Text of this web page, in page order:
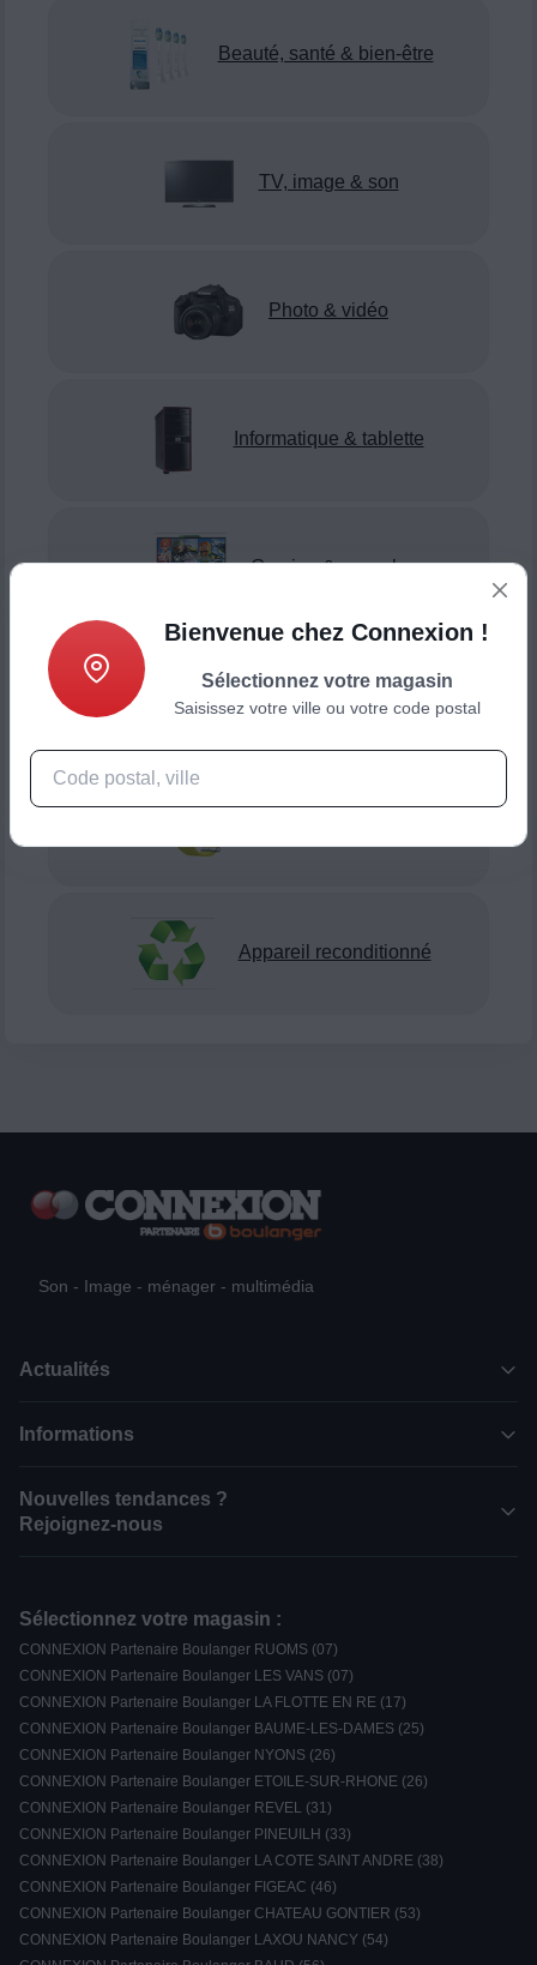
Beauté, santé & bien-être
TV, image & son
Photo & vidéo
Informatique & tablette
Gaming & console
Smartphone & téléphonie
Appareil reconditionné
Son - Image - ménager - multimédia
Actualités
Informations
Nouvelles tendances ?
Rejoignez-nous
Sélectionnez votre magasin :
CONNEXION Partenaire Boulanger RUOMS (07)
CONNEXION Partenaire Boulanger LES VANS (07)
CONNEXION Partenaire Boulanger LA FLOTTE EN RE (17)
CONNEXION Partenaire Boulanger BAUME-LES-DAMES (25)
CONNEXION Partenaire Boulanger NYONS (26)
CONNEXION Partenaire Boulanger ETOILE-SUR-RHONE (26)
CONNEXION Partenaire Boulanger REVEL (31)
CONNEXION Partenaire Boulanger PINEUILH (33)
CONNEXION Partenaire Boulanger LA COTE SAINT ANDRE (38)
CONNEXION Partenaire Boulanger FIGEAC (46)
CONNEXION Partenaire Boulanger CHATEAU GONTIER (53)
CONNEXION Partenaire Boulanger LAXOU NANCY (54)
Bienvenue chez Connexion !
Sélectionnez votre magasin
Saisissez votre ville ou votre code postal